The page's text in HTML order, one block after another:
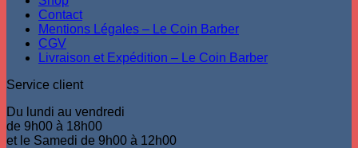
Contact
Mentions Légales – Le Coin Barber
CGV
Livraison et Expédition – Le Coin Barber
Service client
Du lundi au vendredi
de 9h00 à 18h00
et le Samedi de 9h00 à 12h00